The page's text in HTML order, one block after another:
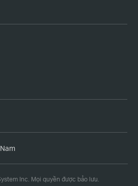
Inc. Mọi quyền được bảo lưu.